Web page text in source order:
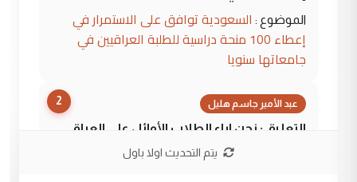
الموضوع : السعودية توافق على الاستمرار في
إعطاء 100 منحة دراسية للطلبة العراقيين في
جامعاتها سنويا
2 عبد الأمير جاسم هليل
التعليق : نحن اباء الطلاب الأوائل على العراق
نتشرف بلقاء السيد احمد الصافي في العتبات
يتم التحديث اولا باول